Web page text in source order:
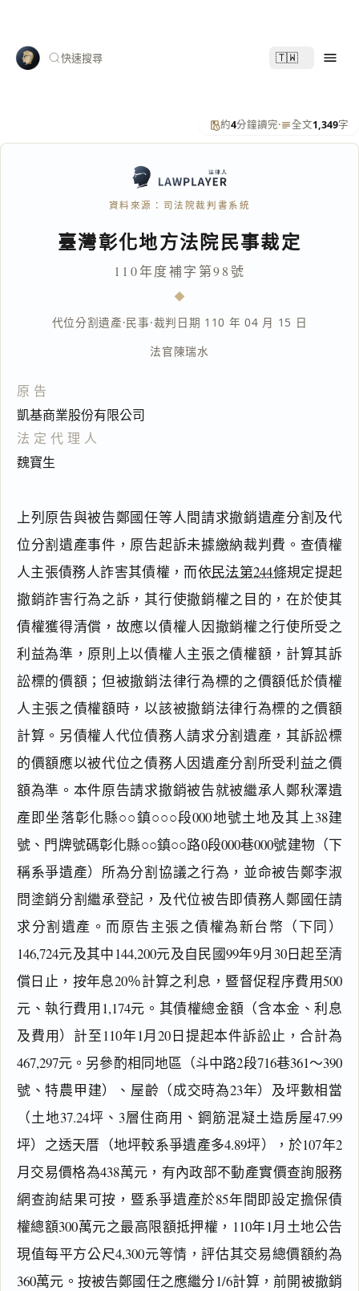
快速搜尋 🇹🇼
約4分鐘讀完· 全文1,349字
資料來源：司法院裁判書系統
臺灣彰化地方法院民事裁定
110年度補字第98號
代位分割遺產·民事·裁判日期 110 年 04 月 15 日
法官陳瑞水
原告
凱基商業股份有限公司
法定代理人
魏寶生
上列原告與被告鄭國任等人間請求撤銷遺產分割及代
位分割遺產事件，原告起訴未據繳納裁判費。查債權
人主張債務人詐害其債權，而依民法第244條規定提起
撤銷詐害行為之訴，其行使撤銷權之目的，在於使其
債權獲得清償，故應以債權人因撤銷權之行使所受之
利益為準，原則上以債權人主張之債權額，計算其訴
訟標的價額；但被撤銷法律行為標的之價額低於債權
人主張之債權額時，以該被撤銷法律行為標的之價額
計算。另債權人代位債務人請求分割遺產，其訴訟標
的價額應以被代位之債務人因遺產分割所受利益之價
額為準。本件原告請求撤銷被告就被繼承人鄭秋澤遺
產即坐落彰化縣○○鎮○○○段000地號土地及其上38建
號、門牌號碼彰化縣○○鎮○○路0段000巷000號建物（下
稱系爭遺產）所為分割協議之行為，並命被告鄭李淑
問塗銷分割繼承登記，及代位被告即債務人鄭國任請
求分割遺產。而原告主張之債權為新台幣（下同）
146,724元及其中144,200元及自民國99年9月30日起至清
償日止，按年息20％計算之利息，暨督促程序費用500
元、執行費用1,174元。其債權總金額（含本金、利息
及費用）計至110年1月20日提起本件訴訟止，合計為
467,297元。另參酌相同地區（斗中路2段716巷361～390
號、特農甲建）、屋齡（成交時為23年）及坪數相當
（土地37.24坪、3層住商用、鋼筋混凝土造房屋47.99
坪）之透天厝（地坪較系爭遺產多4.89坪），於107年2
月交易價格為438萬元，有內政部不動產實價查詢服務
網查詢結果可按，暨系爭遺產於85年間即設定擔保債
權總額300萬元之最高限額抵押權，110年1月土地公告
現值每平方公尺4,300元等情，評估其交易總價額約為
360萬元。按被告鄭國任之應繼分1/6計算，前開被撤銷